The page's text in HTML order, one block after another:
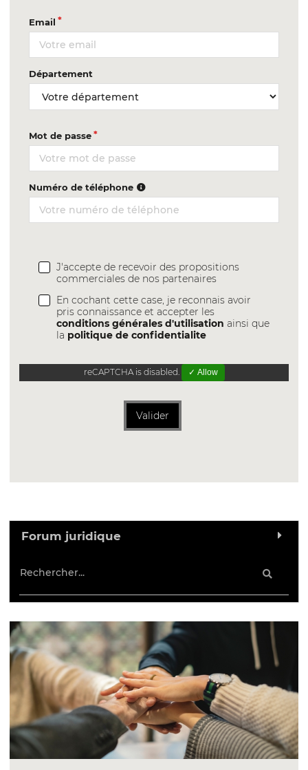
Email
Département
Mot de passe
Numéro de téléphone
J'accepte de recevoir des propositions
commerciales de nos partenaires
En cochant cette case, je reconnais avoir
pris connaissance et accepter les
conditions générales d'utilisation ainsi que
la politique de confidentialite
reCAPTCHA is disabled. ✓ Allow
Valider
Forum juridique